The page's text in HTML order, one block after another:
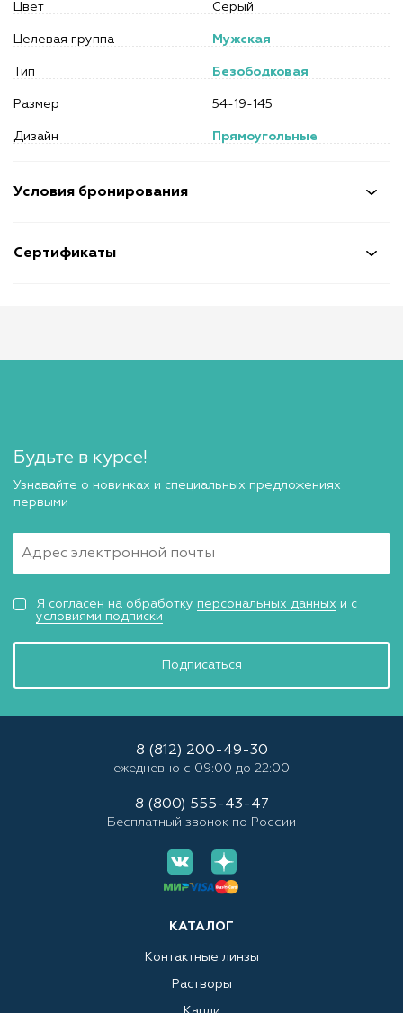
Условия бронирования
Сертификаты
Цвет Серый
Целевая группа Мужская
Тип Безободковая
Размер 54-19-145
Дизайн Прямоугольные
Будьте в курсе!
Узнавайте о новинках и специальных предложениях
первыми
Подписаться
Я согласен на обработку персональных данных и с
условиями подписки
КАТАЛОГ
Контактные линзы
Растворы
8 (812) 200-49-30
ежедневно с 09:00 до 22:00
8 (800) 555-43-47
Бесплатный звонок по России